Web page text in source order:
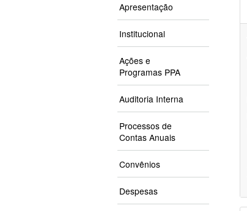
Apresentação
Institucional
Ações e
Programas PPA
Auditoria Interna
Processos de
Contas Anuais
Convênios
Despesas